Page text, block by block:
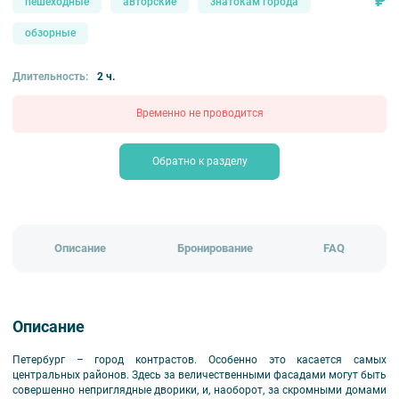
обзорные
Длительность: 2 ч.
Временно не проводится
Обратно к разделу
Описание Бронирование FAQ
Описание
Петербург – город контрастов. Особенно это касается самых
центральных районов. Здесь за величественными фасадами могут быть
совершенно неприглядные дворики, и, наоборот, за скромными домами